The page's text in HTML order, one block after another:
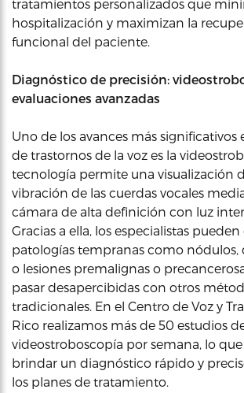
tratamientos personalizados que
hospitalización y maximizan la
funcional del paciente.
Diagnóstico de precisión:
evaluaciones avanzadas
Uno de los avances más significativos
de trastornos de la voz es la
tecnología permite una visualización
vibración de las cuerdas vocales
cámara de alta definición con luz
Gracias a ella, los especialistas
patologías tempranas como nódulos,
o lesiones premalignas o
pasar desapercibidas con otros
tradicionales. En el Centro de Voz y
Rico realizamos más de 50 estudios
videostroboscopía por semana, lo
brindar un diagnóstico rápido y
los planes de tratamiento.